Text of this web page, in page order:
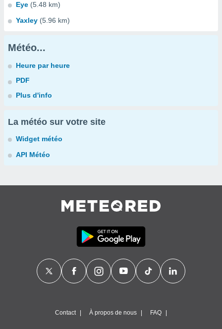
Eye (5.48 km)
Yaxley (5.96 km)
Météo...
Heure par heure
PDF
Plus d'info
La météo sur votre site
Widget météo
API Météo
Contact À propos de nous FAQ